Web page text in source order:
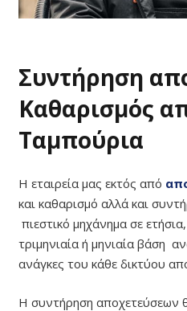
Συντήρηση
Καθαρισμός
Ταμπούρια
Η εταιρεία μας εκτός από
και καθαρισμό αλλά και
πιεστικό μηχάνημα σε
τριμηνιαία ή μηνιαία βάση
ανάγκες του κάθε δικτύου
Η συντήρηση αποχετεύσεων